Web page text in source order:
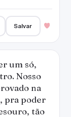
Salvar
um só,
Nosso
na
pra poder
tão